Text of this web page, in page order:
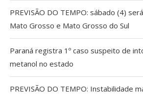
PREVISÃO DO TEMPO: sábado (4)
Mato Grosso e Mato Grosso do Sul
Paraná registra 1º caso suspeito de
metanol no estado
PREVISÃO DO TEMPO: Instabilidade